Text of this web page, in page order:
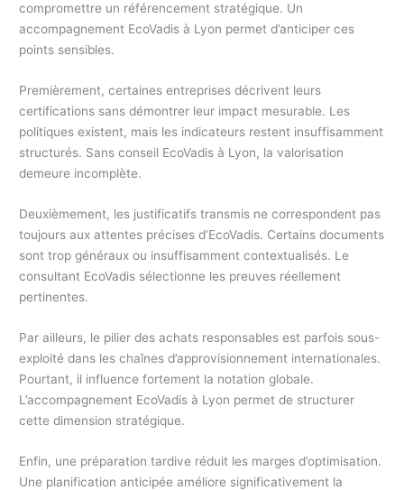
compromettre un référencement stratégique. Un
accompagnement EcoVadis à Lyon permet d’anticiper ces
points sensibles.
Premièrement, certaines entreprises décrivent leurs
certifications sans démontrer leur impact mesurable. Les
politiques existent, mais les indicateurs restent insuffisamment
structurés. Sans conseil EcoVadis à Lyon, la valorisation
demeure incomplète.
Deuxièmement, les justificatifs transmis ne correspondent pas
toujours aux attentes précises d’EcoVadis. Certains documents
sont trop généraux ou insuffisamment contextualisés. Le
consultant EcoVadis sélectionne les preuves réellement
pertinentes.
Par ailleurs, le pilier des achats responsables est parfois sous-
exploité dans les chaînes d’approvisionnement internationales.
Pourtant, il influence fortement la notation globale.
L’accompagnement EcoVadis à Lyon permet de structurer
cette dimension stratégique.
Enfin, une préparation tardive réduit les marges d’optimisation.
Une planification anticipée améliore significativement la